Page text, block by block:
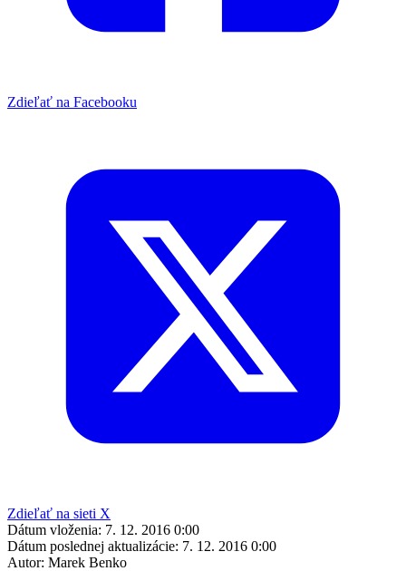
Zdieľať na Facebooku
Zdieľať na sieti X
Dátum vloženia: 7. 12. 2016 0:00
Dátum poslednej aktualizácie: 7. 12. 2016 0:00
Autor: Marek Benko